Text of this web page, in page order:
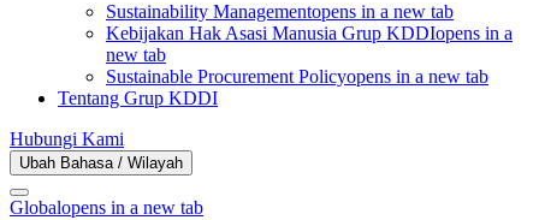
Sustainability Managementopens in a new tab
Kebijakan Hak Asasi Manusia Grup KDDIopens in a
new tab
Sustainable Procurement Policyopens in a new tab
Tentang Grup KDDI
Hubungi Kami
Ubah Bahasa / Wilayah
Globalopens in a new tab